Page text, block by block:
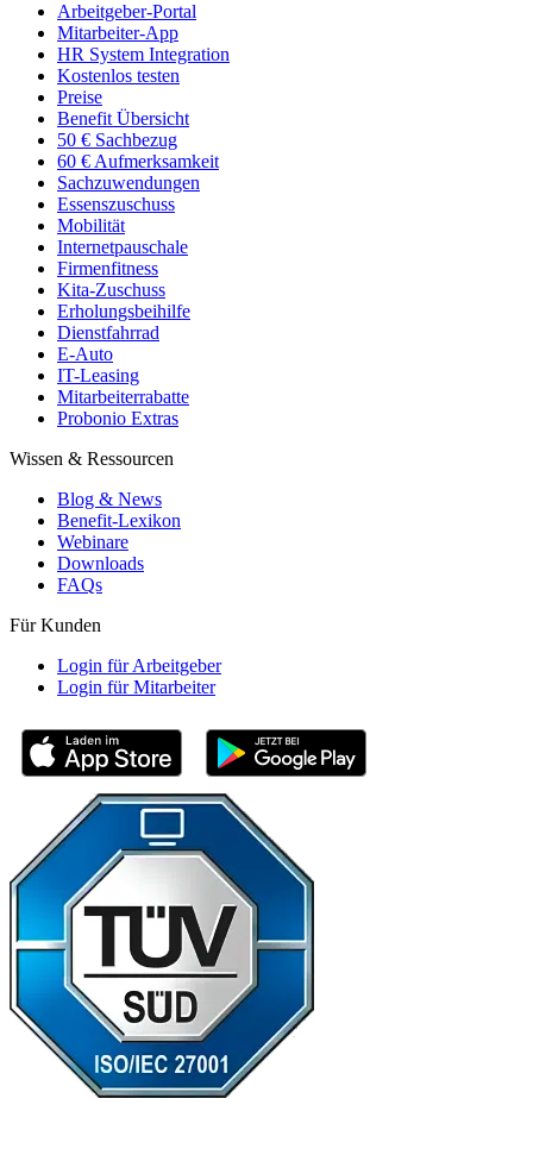
Arbeitgeber-Portal
Mitarbeiter-App
HR System Integration
Kostenlos testen
Preise
Benefit Übersicht
50 € Sachbezug
60 € Aufmerksamkeit
Sachzuwendungen
Essenszuschuss
Mobilität
Internetpauschale
Firmenfitness
Kita-Zuschuss
Erholungsbeihilfe
Dienstfahrrad
E-Auto
IT-Leasing
Mitarbeiterrabatte
Probonio Extras
Wissen & Ressourcen
Blog & News
Benefit-Lexikon
Webinare
Downloads
FAQs
Für Kunden
Login für Arbeitgeber
Login für Mitarbeiter